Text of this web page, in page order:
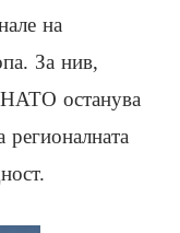
на
За нив,
НАТО останува